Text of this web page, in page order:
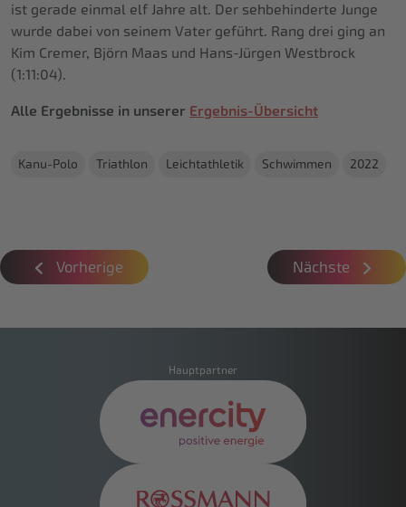
ist gerade einmal elf Jahre alt. Der sehbehinderte Junge
wurde dabei von seinem Vater geführt. Rang drei ging an
Kim Cremer, Björn Maas und Hans-Jürgen Westbrock
(1:11:04).
Alle Ergebnisse in unserer Ergebnis-Übersicht
Kanu-Polo Triathlon Leichtathletik Schwimmen 2022
Vorherige Nächste
Hauptpartner